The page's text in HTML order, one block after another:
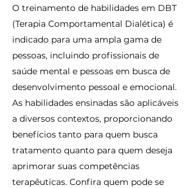
O treinamento de habilidades em DBT
(Terapia Comportamental Dialética) é
indicado para uma ampla gama de
pessoas, incluindo profissionais de
saúde mental e pessoas em busca de
desenvolvimento pessoal e emocional.
As habilidades ensinadas são aplicáveis
a diversos contextos, proporcionando
benefícios tanto para quem busca
tratamento quanto para quem deseja
aprimorar suas competências
terapêuticas. Confira quem pode se